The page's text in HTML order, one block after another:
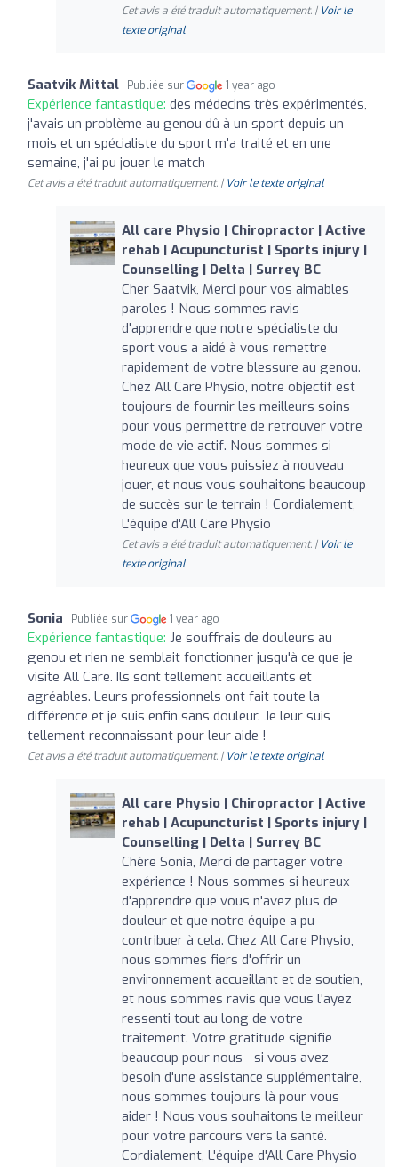
Cet avis a été traduit automatiquement. | Voir le
texte original
Saatvik Mittal Publiée sur 1 year ago
Expérience fantastique: des médecins très expérimentés,
j'avais un problème au genou dû à un sport depuis un
mois et un spécialiste du sport m'a traité et en une
semaine, j'ai pu jouer le match
Cet avis a été traduit automatiquement. | Voir le texte original
All care Physio | Chiropractor | Active
rehab | Acupuncturist | Sports injury |
Counselling | Delta | Surrey BC
Cher Saatvik, Merci pour vos aimables
paroles ! Nous sommes ravis
d'apprendre que notre spécialiste du
sport vous a aidé à vous remettre
rapidement de votre blessure au genou.
Chez All Care Physio, notre objectif est
toujours de fournir les meilleurs soins
pour vous permettre de retrouver votre
mode de vie actif. Nous sommes si
heureux que vous puissiez à nouveau
jouer, et nous vous souhaitons beaucoup
de succès sur le terrain ! Cordialement,
L'équipe d'All Care Physio
Cet avis a été traduit automatiquement. | Voir le
texte original
Sonia Publiée sur 1 year ago
Expérience fantastique: Je souffrais de douleurs au
genou et rien ne semblait fonctionner jusqu'à ce que je
visite All Care. Ils sont tellement accueillants et
agréables. Leurs professionnels ont fait toute la
différence et je suis enfin sans douleur. Je leur suis
tellement reconnaissant pour leur aide !
Cet avis a été traduit automatiquement. | Voir le texte original
All care Physio | Chiropractor | Active
rehab | Acupuncturist | Sports injury |
Counselling | Delta | Surrey BC
Chère Sonia, Merci de partager votre
expérience ! Nous sommes si heureux
d'apprendre que vous n'avez plus de
douleur et que notre équipe a pu
contribuer à cela. Chez All Care Physio,
nous sommes fiers d'offrir un
environnement accueillant et de soutien,
et nous sommes ravis que vous l'ayez
ressenti tout au long de votre
traitement. Votre gratitude signifie
beaucoup pour nous - si vous avez
besoin d'une assistance supplémentaire,
nous sommes toujours là pour vous
aider ! Nous vous souhaitons le meilleur
pour votre parcours vers la santé.
Cordialement, L'équipe d'All Care Physio